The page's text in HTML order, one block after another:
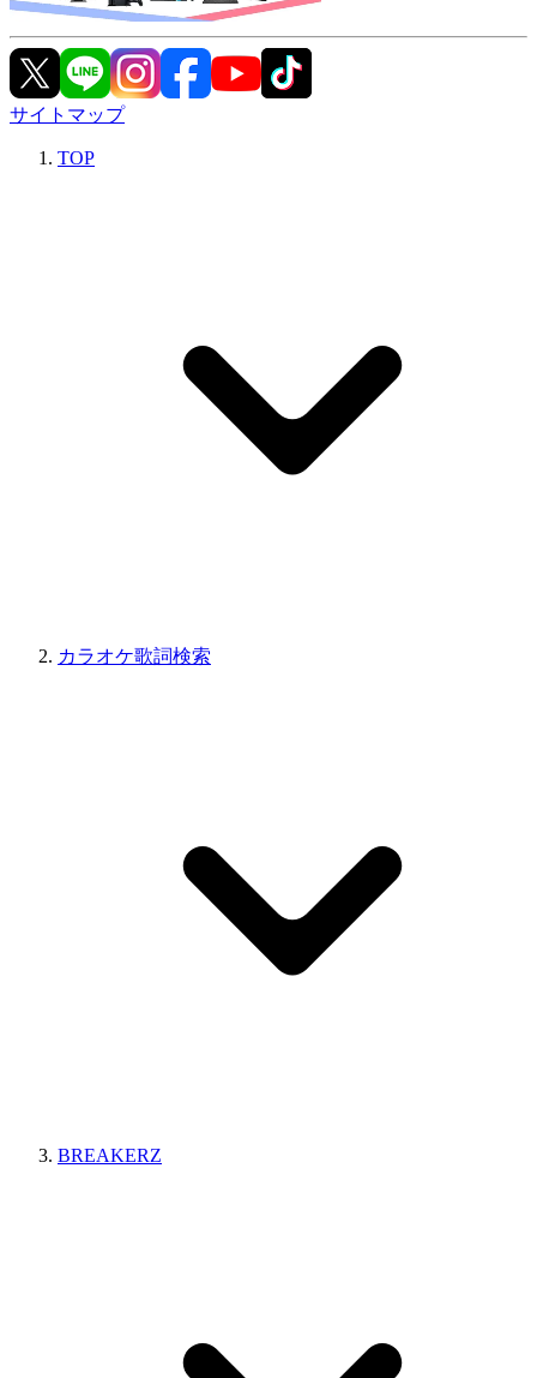
サイトマップ
TOP
カラオケ歌詞検索
BREAKERZ